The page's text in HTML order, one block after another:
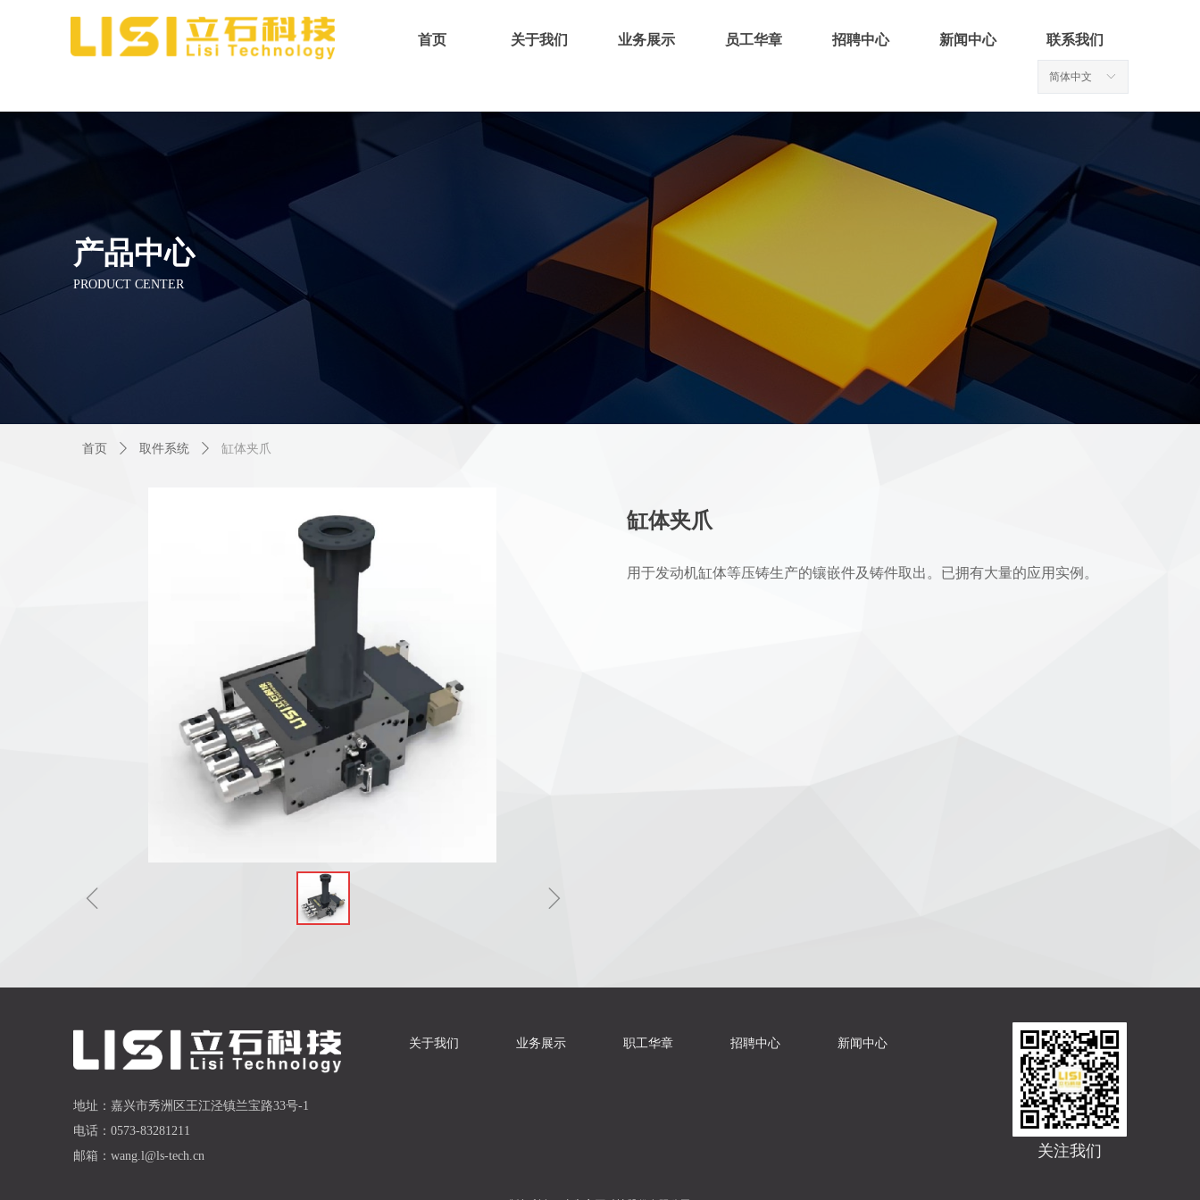
首页 关于我们 业务展示 员工华章 招聘中心 新闻中心 联系我们
ꀅ
简体中文
PRODUCT CENTER
产品中心
首页 ꄲ 取件系统 ꄲ 缸体夹爪
ꁆ ꁇ
缸体夹爪
用于发动机缸体等压铸生产的镶嵌件及铸件取出。已拥有大量的应用实例。
关注我们
地址： 嘉兴市秀洲区王江泾镇兰宝路33号-1
电话： 0573-83281211
邮箱： wang.l@ls-tech.cn
关于我们 业务展示 职工华章 招聘中心 新闻中心